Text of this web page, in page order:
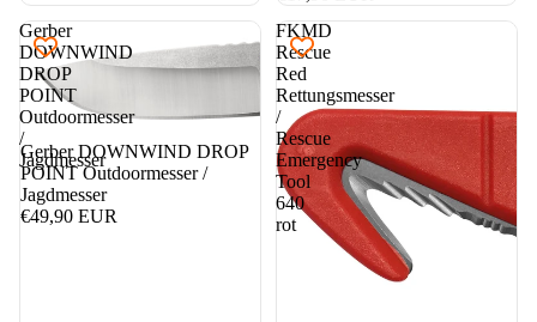
Gerber
DOWNWIND
DROP
POINT
Outdoormesser
/
Jagdmesser
Gerber DOWNWIND DROP
POINT Outdoormesser /
Jagdmesser
€49,90 EUR
FKMD
Rescue
Red
Rettungsmesser
/
Rescue
Emergency
Tool
640
rot